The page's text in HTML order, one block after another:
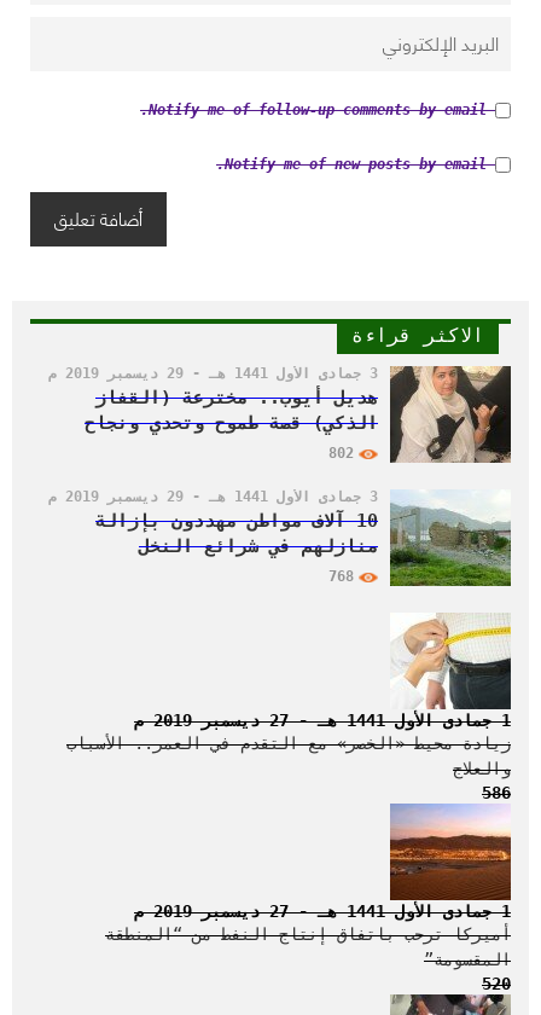
Notify me of follow-up comments by email.
Notify me of new posts by email.
الاكثر قراءة
3 جمادى الأول 1441 هـ - 29 ديسمبر 2019 م
هديل أيوب.. مخترعة (القفاز
الذكي) قصة طموح وتحدي ونجاح
802
3 جمادى الأول 1441 هـ - 29 ديسمبر 2019 م
10 آلاف مواطن مهددون بإزالة
منازلهم في شرائع النخل
768
1 جمادى الأول 1441 هـ - 27 ديسمبر 2019 م
زيادة محيط «الخصر» مع التقدم في العمر.. الأسباب
والعلاج
586
1 جمادى الأول 1441 هـ - 27 ديسمبر 2019 م
أميركا ترحب باتفاق إنتاج النفط من “المنطقة
المقسومة”
520